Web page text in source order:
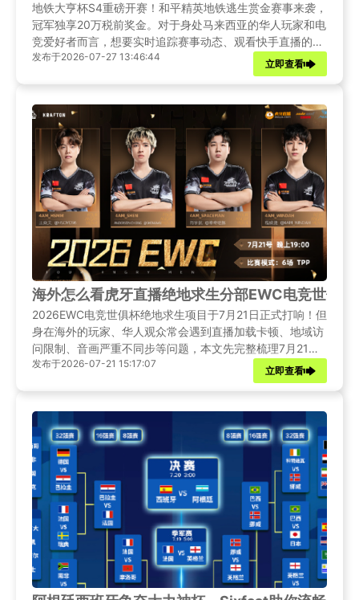
地铁大亨杯S4重磅开赛！和平精英地铁逃生赏金赛事来袭，
冠军独享20万税前奖金。对于身处马来西亚的华人玩家和电
竞爱好者而言，想要实时追踪赛事动态、观看快手直播的高
清赛事转播，却常常面临网络延迟高、画面卡顿、直播加载
缓慢等困扰。本文将为你带来地铁大亨杯S4的最新赛事资
发布于2026-07-27 13:46:44
立即查看
海外怎么看虎牙直播绝地求生分部EWC电竞世俱杯
2026EWC电竞世俱杯绝地求生项目于7月21日正式打响！但
身在海外的玩家、华人观众常会遇到直播加载卡顿、地域访
问限制、音画严重不同步等问题，本文先完整梳理7月21日
小组赛首日完整赛程、参赛队伍与赛制看点，再针对海外用
户提供稳定观看方案，推荐Sixfast加速器，手把手教大家低
发布于2026-07-21 15:17:07
立即查看